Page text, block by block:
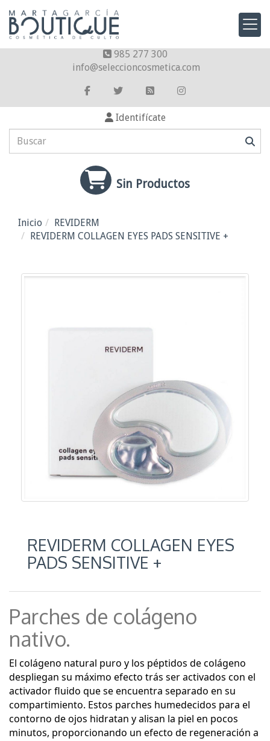
985 277 300
info
seleccioncosmetica.com
Identifícate
Sin Productos
Inicio
REVIDERM
REVIDERM COLLAGEN EYES PADS SENSITIVE +
REVIDERM COLLAGEN EYES
PADS SENSITIVE +
Parches de colágeno
nativo.
El colágeno natural puro y los péptidos de colágeno
despliegan su máximo efecto trás ser activados con el
activador fluido que se encuentra separado en su
compartimiento. Estos parches humedecidos para el
contorno de ojos hidratan y alisan la piel en pocos
minutos, proporcionando un efecto de regeneración a